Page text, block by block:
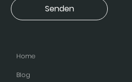
Home
Blog
Senden